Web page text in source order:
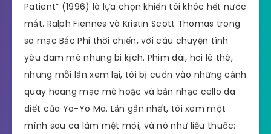
Patient” (1996) là lựa chọn khiến tôi khóc hết nước
mắt. Ralph Fiennes và Kristin Scott Thomas trong
sa mạc Bắc Phi thời chiến, với câu chuyện tình
yêu đam mê nhưng bi kịch. Phim dài, hơi lê thê,
nhưng mỗi lần xem lại, tôi bị cuốn vào những cảnh
quay hoang mạc mê hoặc và bản nhạc cello da
diết của Yo-Yo Ma. Lần gần nhất, tôi xem một
mình sau ca làm mệt mỏi, và nó như liều thuốc: